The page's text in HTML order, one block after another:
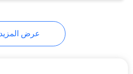
عرض المزيد